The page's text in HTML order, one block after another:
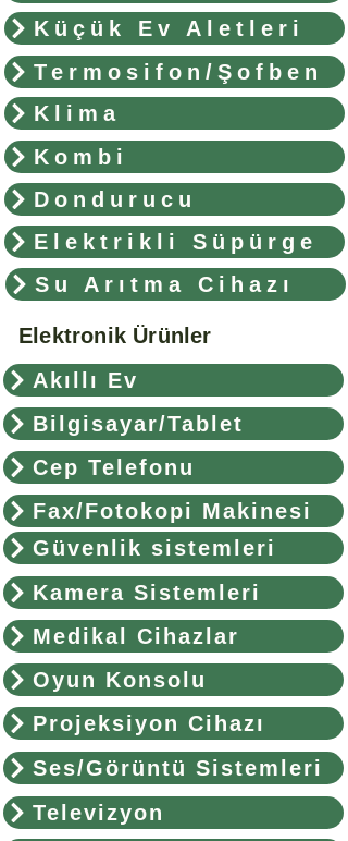
Küçük Ev Aletleri
Termosifon/Şofben
Klima
Kombi
Dondurucu
Elektrikli Süpürge
Su Arıtma Cihazı
Elektronik Ürünler
Akıllı Ev
Bilgisayar/Tablet
Cep Telefonu
Fax/Fotokopi Makinesi
Güvenlik sistemleri
Kamera Sistemleri
Medikal Cihazlar
Oyun Konsolu
Projeksiyon Cihazı
Ses/Görüntü Sistemleri
Televizyon